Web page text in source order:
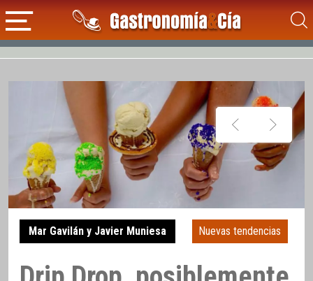
Mar Gavilán y Javier Muniesa Nuevas tendencias